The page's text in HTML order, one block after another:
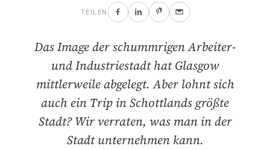
TEILEN
Das Image der schummrigen Arbeiter-
und Industriestadt hat Glasgow
mittlerweile abgelegt. Aber lohnt sich
auch ein Trip in Schottlands größte
Stadt? Wir verraten, was man in der
Stadt unternehmen kann.